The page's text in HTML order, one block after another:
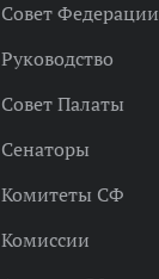
Совет Федерации
Руководство
Совет Палаты
Сенаторы
Комитеты СФ
Комиссии